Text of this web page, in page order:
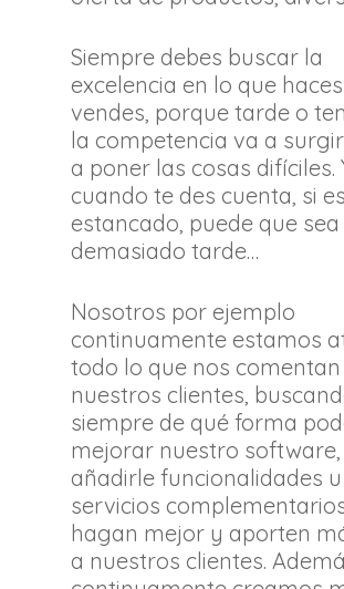
Siempre debes buscar la
excelencia en lo que
vendes, porque tarde o
la competencia va a
a poner las cosas difíciles.
cuando te des cuenta, si
estancado, puede que sea
demasiado tarde…
Nosotros por ejemplo
continuamente estamos
todo lo que nos comentan
nuestros clientes,
siempre de qué forma
mejorar nuestro software,
añadirle funcionalidades
servicios
hagan mejor y aporten
a nuestros clientes.